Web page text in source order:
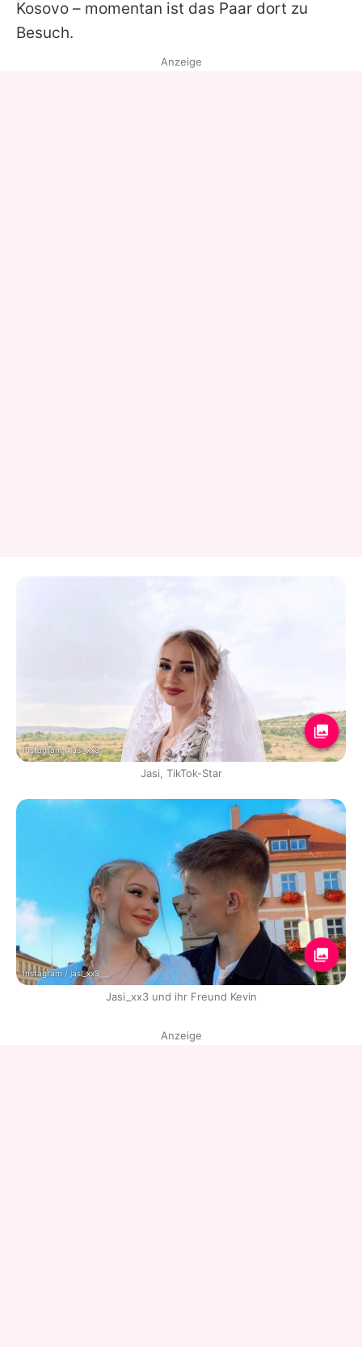
Kosovo – momentan ist das Paar dort zu
Besuch.
Anzeige
Instagram / jasi_xx3
Jasi, TikTok-Star
Instagram / jasi_xx3
Jasi_xx3 und ihr Freund Kevin
Anzeige